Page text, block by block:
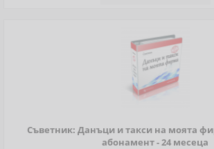
Съветник: Данъци и такси на моята
абонамент - 24 месеца